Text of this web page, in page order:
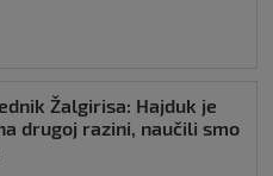
Žalgirisa: Hajduk je
drugoj razini, naučili smo